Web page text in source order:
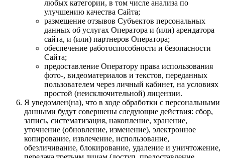
любых категории, в том числе анализа по
улучшению качества Сайта;
размещение отзывов Субъектов персональных
данных об услугах Оператора и (или) арендатора
сайта, и (или) партнеров Оператора;
обеспечение работоспособности и безопасности
Сайта;
предоставление Оператору права использования
фото-, видеоматериалов и текстов, переданных
пользователем через личный кабинет, на условиях
простой (неисключительной) лицензии.
Я уведомлен(на), что в ходе обработки с персональными
данными будут совершены следующие действия: сбор,
запись, систематизация, накопление, хранение,
уточнение (обновление, изменение), электронное
копирование, извлечение, использование,
обезличивание, блокирование, удаление и уничтожение,